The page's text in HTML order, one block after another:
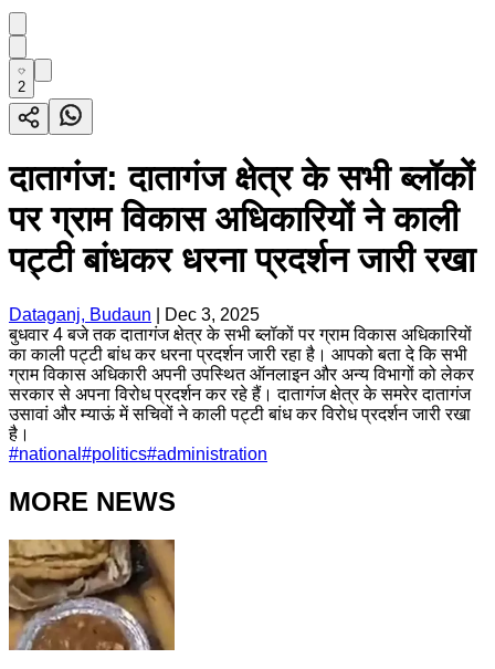
2
दातागंज: दातागंज क्षेत्र के सभी ब्लॉकों
पर ग्राम विकास अधिकारियों ने काली
पट्टी बांधकर धरना प्रदर्शन जारी रखा
Dataganj, Budaun
Dec 3, 2025
बुधवार 4 बजे तक दातागंज क्षेत्र के सभी ब्लॉकों पर ग्राम विकास अधिकारियों
का काली पट्टी बांध कर धरना प्रदर्शन जारी रहा है। आपको बता दे कि सभी
ग्राम विकास अधिकारी अपनी उपस्थित ऑनलाइन और अन्य विभागों को लेकर
सरकार से अपना विरोध प्रदर्शन कर रहे हैं। दातागंज क्षेत्र के समरेर दातागंज
उसावां और म्याऊं में सचिवों ने काली पट्टी बांध कर विरोध प्रदर्शन जारी रखा
है।
#national #politics#administration
MORE NEWS